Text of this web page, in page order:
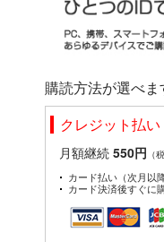
購読方法が選べま
クレジット払い
月額継続 550円 （
カード払い（次月以
カード決済後すぐに